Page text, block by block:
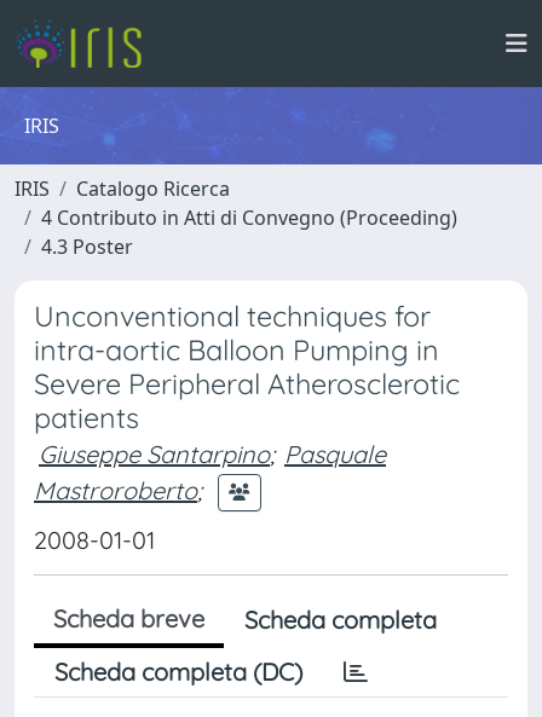
IRIS
IRIS
Catalogo Ricerca
4 Contributo in Atti di Convegno (Proceeding)
4.3 Poster
Unconventional techniques for
intra-aortic Balloon Pumping in
Severe Peripheral Atherosclerotic
patients
Giuseppe Santarpino; Pasquale
Mastroroberto;
2008-01-01
Scheda breve
Scheda completa
Scheda completa (DC)